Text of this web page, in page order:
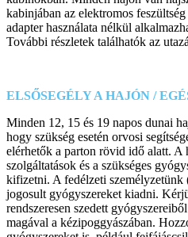
kabinjában az elektromos
adapter használata nélkül
További részletek találhatók az
ELSŐSEGÉLY A HAJÓN /
Minden 12, 15 és 19 napos dunai
hogy szükség esetén orvosi
elérhetők a parton rövid idő alatt.
szolgáltatások és a szükséges
kifizetni. A fedélzeti személyzetünk
jogosult gyógyszereket kiadni.
rendszeresen szedett
magával a kézipoggyászában.